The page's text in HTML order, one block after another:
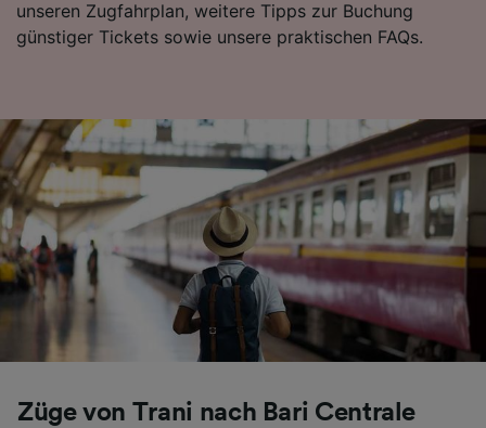
unseren Zugfahrplan, weitere Tipps zur Buchung
günstiger Tickets sowie unsere praktischen FAQs.
Züge von Trani nach Bari Centrale
Folgendes bereitzustellen:
Verwendung genauer Standortdaten.
Personalisierte Werbung und Inhalte, Messung
von Werbeleistung und der Performance von
Inhalten, Zielgruppenforschung sowie
Entwicklung und Verbesserung von
Angeboten.
Liste der Partner (Lieferanten)